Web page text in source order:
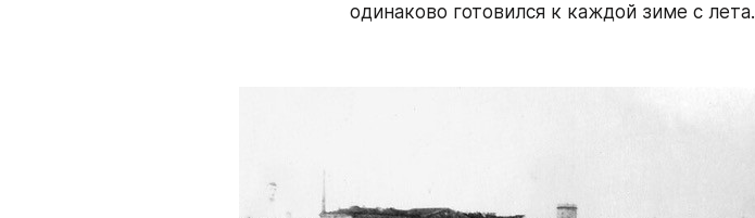
одинаково готовился к каждой зиме с